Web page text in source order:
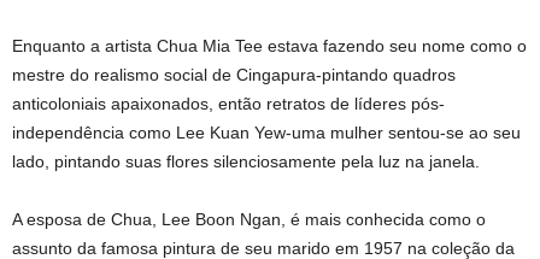
Enquanto a artista Chua Mia Tee estava fazendo seu nome como o
mestre do realismo social de Cingapura-pintando quadros
anticoloniais apaixonados, então retratos de líderes pós-
independência como Lee Kuan Yew-uma mulher sentou-se ao seu
lado, pintando suas flores silenciosamente pela luz na janela.
A esposa de Chua, Lee Boon Ngan, é mais conhecida como o
assunto da famosa pintura de seu marido em 1957 na coleção da